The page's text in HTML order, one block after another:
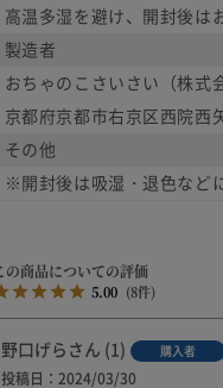
高温多湿を避け、開封後は
製造者
おちゃのこさいさい（株式
京都府京都市右京区西院西
その他
※開封後は吸湿・退色など
5.00 8
野口げら 1 購入者
投稿日
2024/03/30